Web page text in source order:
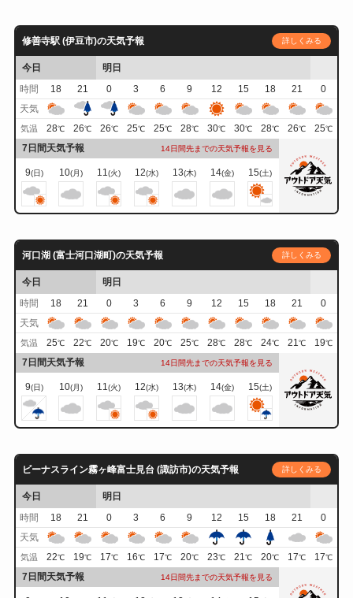
修善寺駅 (伊豆市)の天気予報 詳しくみる
今日
明日
時間
18 21 0 3 6 9 12 15 18 21
0
天気
気温 28℃ 26℃ 26℃ 25℃ 25℃ 28℃ 30℃ 30℃ 28℃ 26℃ 25℃
7日間天気予報 14日間先までの天気予報を見る
9(日) 10(月) 11 (火) 12(水) 13(木) 14(金) 15(土)
河口湖 (富士河口湖町)の天気予報 詳しくみる
今日
明日
時間
18 21 0 3 6 9 12 15 18 21
0
天気
気温 25℃ 22℃ 20℃ 19℃ 20℃ 25℃ 28℃ 28℃ 24℃ 21℃ 19℃
7日間天気予報 14日間先までの天気予報を見る
9(日) 10(月) 11 (火) 12(水) 13(木) 14(金) 15(土)
ビーナスライン霧ヶ峰富士見台 (諏訪市)の天気予報 詳しくみる
今日
明日
時間
18 21 0 3 6 9 12 15 18 21
0
天気
気温 22℃ 19℃ 17℃ 16℃ 17℃ 20℃ 23℃ 21℃ 20℃ 17℃ 17℃
7日間天気予報 14日間先までの天気予報を見る